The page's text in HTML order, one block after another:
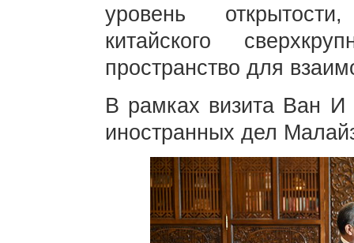
уровень
китайского
пространство для
В рамках визита Ван И
иностранных дел